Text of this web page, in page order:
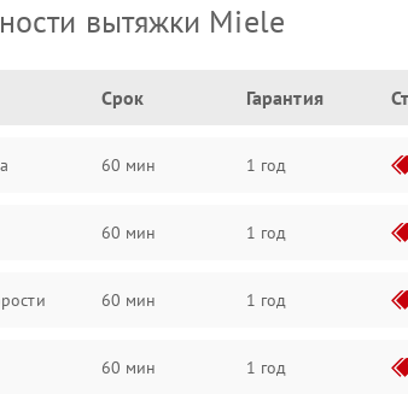
вытяжки Miele
Срок Гарантия
60 мин 1 год
60 мин 1 год
60 мин 1 год
60 мин 1 год